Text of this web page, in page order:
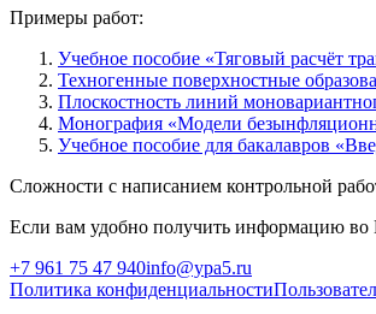
Примеры работ:
Учебное пособие «Тяговый расчёт
Техногенные поверхностные
Плоскостность линий
Монография «Модели
Учебное пособие для бакалавров
Сложности с написанием контрольной
Если вам удобно получить информацию во
+7 961 75 47 940info@ypa5.ru
Политика конфиденциальности